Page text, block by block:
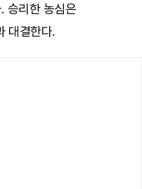
승리한 농심은
대결한다.